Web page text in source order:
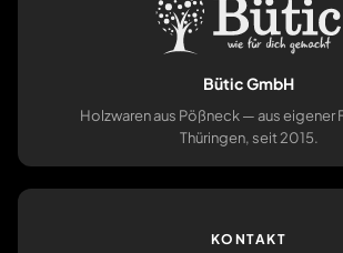
Bütic GmbH
Holzwaren aus Pößneck — aus eigener
Thüringen, seit 2015.
KONTAKT